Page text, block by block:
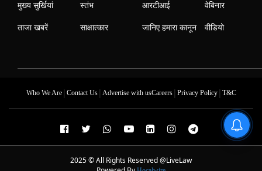
मुख्य सुर्खियां
ताजा खबरें
स्तंभ
साक्षात्कार
आरटीआई
जानिए हमारा कानून
वेबिनार
वीडियो
Who We Are| Contact Us| Advertise with usCareers| Privacy Policy| T&C
2025 © All Rights Reserved @LiveLaw